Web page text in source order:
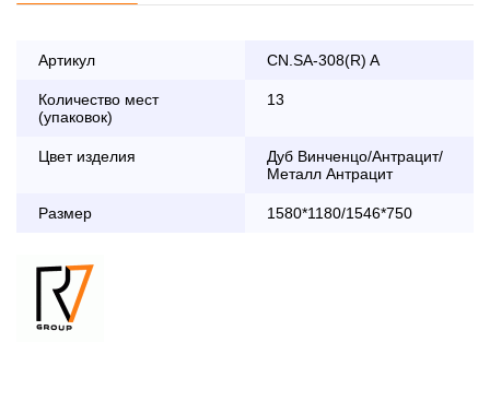
Артикул CN.SA-308(R) A
Количество мест
(упаковок)
13
Цвет изделия
Дуб Винченцо/Антрацит/
Металл Антрацит
Размер 1580*1180/1546*750
По Москве в пределах МКАД осуществляется в будние
заказа банковской картой